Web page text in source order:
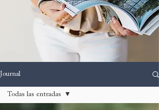
Journal
Todas las entradas